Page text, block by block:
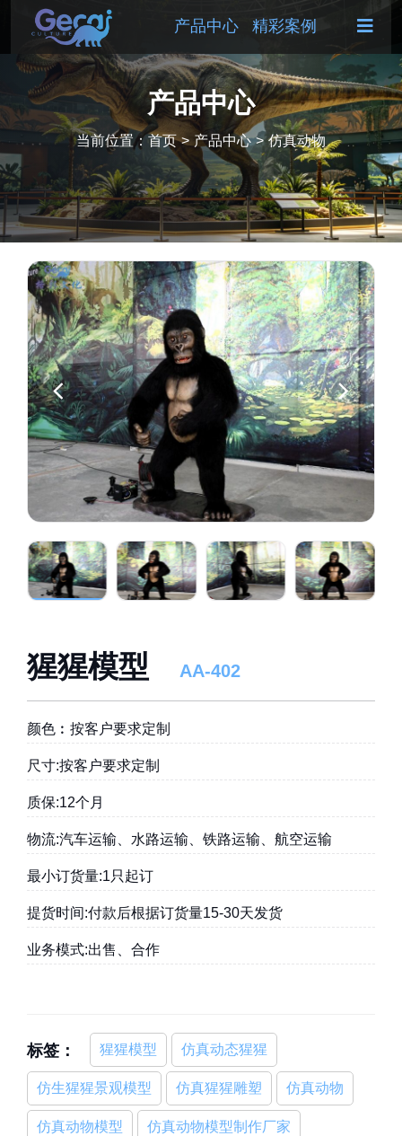
产品中心 精彩案例
产品中心
当前位置：首页 > 产品中心 > 仿真动物
猩猩模型 AA-402
颜色︰按客户要求定制
尺寸:按客户要求定制
质保:12个月
物流:汽车运输、水路运输、铁路运输、航空运输
最小订货量:1只起订
提货时间:付款后根据订货量15-30天发货
业务模式:出售、合作
标签： 猩猩模型 仿真动态猩猩
仿生猩猩景观模型 仿真猩猩雕塑 仿真动物
仿真动物模型 仿真动物模型制作厂家